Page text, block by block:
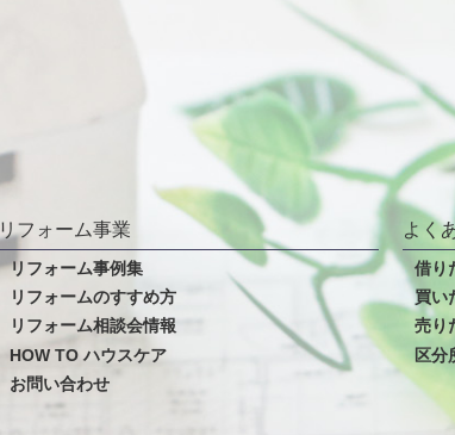
リフォーム事業
リフォーム事例集
リフォームのすすめ方
リフォーム相談会情報
HOW TO ハウスケア
お問い合わせ
よく
借り
買い
売り
区分